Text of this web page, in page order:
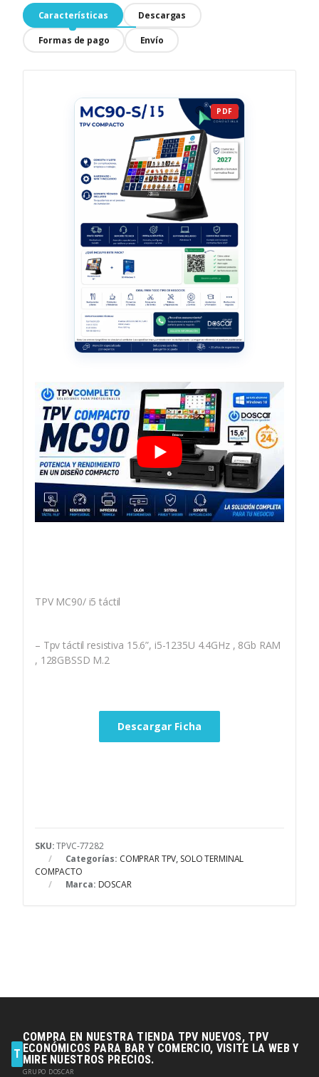
Características Descargas
Formas de pago Envío
TPV MC90/ i5 táctil
– Tpv táctil resistiva 15.6”, i5-1235U 4.4GHz , 8Gb RAM
, 128GBSSD M.2
Descargar Ficha
SKU:TPVC-77282
Categorías: COMPRAR TPV, SOLO TERMINAL
COMPACTO
Marca: DOSCAR
T
COMPRA EN NUESTRA TIENDA TPV NUEVOS, TPV
ECONÓMICOS PARA BAR Y COMERCIO, VISITE LA WEB Y
MIRE NUESTROS PRECIOS.
GRUPO DOSCAR